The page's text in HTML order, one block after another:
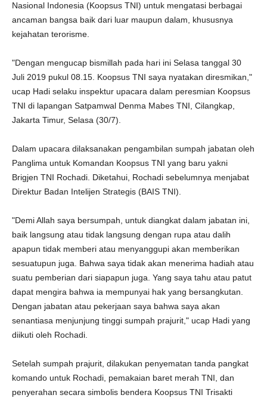
Nasional Indonesia (Koopsus TNI) untuk mengatasi berbagai
ancaman bangsa baik dari luar maupun dalam, khususnya
kejahatan terorisme.
"Dengan mengucap bismillah pada hari ini Selasa tanggal 30
Juli 2019 pukul 08.15. Koopsus TNI saya nyatakan diresmikan,"
ucap Hadi selaku inspektur upacara dalam peresmian Koopsus
TNI di lapangan Satpamwal Denma Mabes TNI, Cilangkap,
Jakarta Timur, Selasa (30/7).
Dalam upacara dilaksanakan pengambilan sumpah jabatan oleh
Panglima untuk Komandan Koopsus TNI yang baru yakni
Brigjen TNI Rochadi. Diketahui, Rochadi sebelumnya menjabat
Direktur Badan Intelijen Strategis (BAIS TNI).
"Demi Allah saya bersumpah, untuk diangkat dalam jabatan ini,
baik langsung atau tidak langsung dengan rupa atau dalih
apapun tidak memberi atau menyanggupi akan memberikan
sesuatupun juga. Bahwa saya tidak akan menerima hadiah atau
suatu pemberian dari siapapun juga. Yang saya tahu atau patut
dapat mengira bahwa ia mempunyai hak yang bersangkutan.
Dengan jabatan atau pekerjaan saya bahwa saya akan
senantiasa menjunjung tinggi sumpah prajurit," ucap Hadi yang
diikuti oleh Rochadi.
Setelah sumpah prajurit, dilakukan penyematan tanda pangkat
komando untuk Rochadi, pemakaian baret merah TNI, dan
penyerahan secara simbolis bendera Koopsus TNI Trisakti